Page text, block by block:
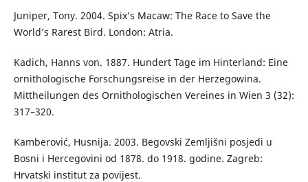
Juniper, Tony. 2004. Spix’s Macaw: The Race to Save the
World’s Rarest Bird. London: Atria.
Kadich, Hanns von. 1887. Hundert Tage im Hinterland: Eine
ornithologische Forschungsreise in der Herzegowina.
Mittheilungen des Ornithologischen Vereines in Wien 3 (32):
317–320.
Kamberović, Husnija. 2003. Begovski Zemljišni posjedi u
Bosni i Hercegovini od 1878. do 1918. godine. Zagreb:
Hrvatski institut za povijest.